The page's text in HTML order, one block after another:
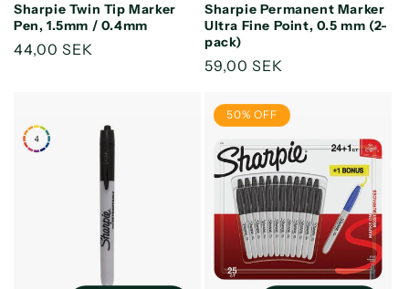
Sharpie Twin Tip Marker
Pen, 1.5mm / 0.4mm
Ordinarie
44,00 SEK
Sharpie Permanent Marker
Ultra Fine Point, 0.5 mm (2-
pack)
Ordinarie
59,00 SEK
Title
Title
50% OFF